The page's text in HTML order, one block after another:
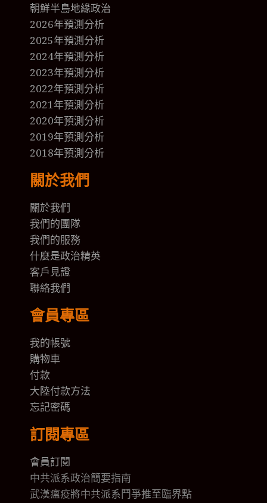
朝鮮半島地緣政治
2026年預測分析
2025年預測分析
2024年預測分析
2023年預測分析
2022年預測分析
2021年預測分析
2020年預測分析
2019年預測分析
2018年預測分析
關於我們
關於我們
我們的團隊
我們的服務
什麼是政治精英
客戶見證
聯絡我們
會員專區
我的帳號
購物車
付款
大陸付款方法
忘記密碼
訂閱專區
會員訂閱
中共派系政治簡要指南
武漢瘟疫將中共派系鬥爭推至臨界點